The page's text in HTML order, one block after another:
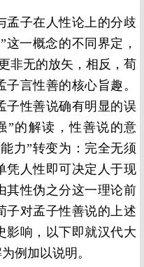
孟子在人性论上的分歧
一概念的不同界定，
非无的放矢，相反，荀
言性善的核心旨趣。
子性善说确有明显的误
”的解读，性善说的意
力”转变为：完全无须
凭人性即可决定人于现
其性伪之分这一理论前
子对孟子性善说的上述
影响，以下即就汉代大
例加以说明。